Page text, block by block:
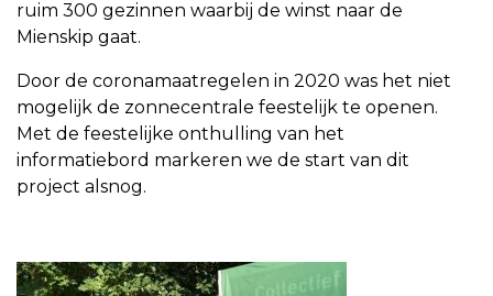
ruim 300 gezinnen waarbij de winst naar de
Mienskip gaat.
Door de coronamaatregelen in 2020 was het niet
mogelijk de zonnecentrale feestelijk te openen.
Met de feestelijke onthulling van het
informatiebord markeren we de start van dit
project alsnog.